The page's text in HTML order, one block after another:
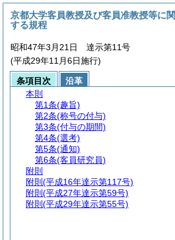
京都大学客員教授及び客員准教授等に関
する規程
昭和47年3月21日 達示第11号
(平成29年11月6日施行)
条項目次
沿革
本則
第1条(趣旨)
第2条(称号の付与)
第3条(付与の期間)
第4条(選考)
第5条(通知)
第6条(客員研究員)
附則
附則 (平成16年達示第117号)
附則 (平成27年達示第59号)
附則 (平成29年達示第55号)